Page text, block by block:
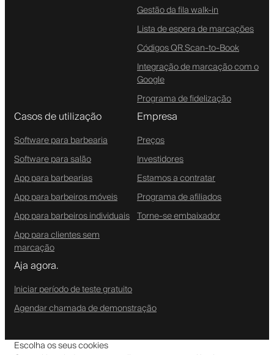
Gestão da fila walk-in
Lista de espera de marcações
Códigos QR Scan-to-Book
Integração de marcação com o
Google
Programa de fidelização
Casos de utilização
Software para barbearia
Software para salão
App para barbearias
App para barbeiros móveis
App para barbeiros individuais
App para clientes sem
marcação
Empresa
Preços
Investidores
Estamos a contratar
Programa de afiliados
Torne-se embaixador
Aja agora.
Iniciar período de teste gratuito
Agendar chamada de demonstração
Escolha os seus cookies